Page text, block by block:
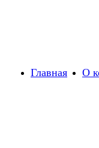
Главная О